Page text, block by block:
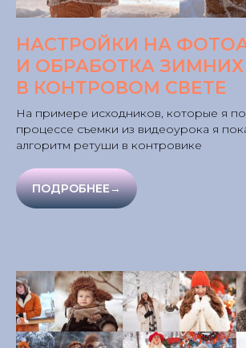
НАСТРОЙКИ НА
И ОБРАБОТКА
В КОНТРОВОМ СВЕТЕ
На примере исходников, которые я
процессе съемки из видеоурока я
алгоритм ретуши в контровике
ПОДРОБНЕЕ→